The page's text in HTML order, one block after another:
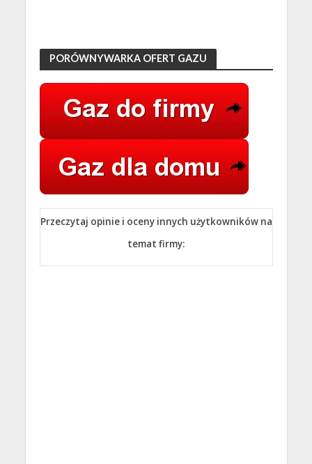
PORÓWNYWARKA OFERT GAZU
Przeczytaj opinie i oceny innych użytkowników na
temat firmy: